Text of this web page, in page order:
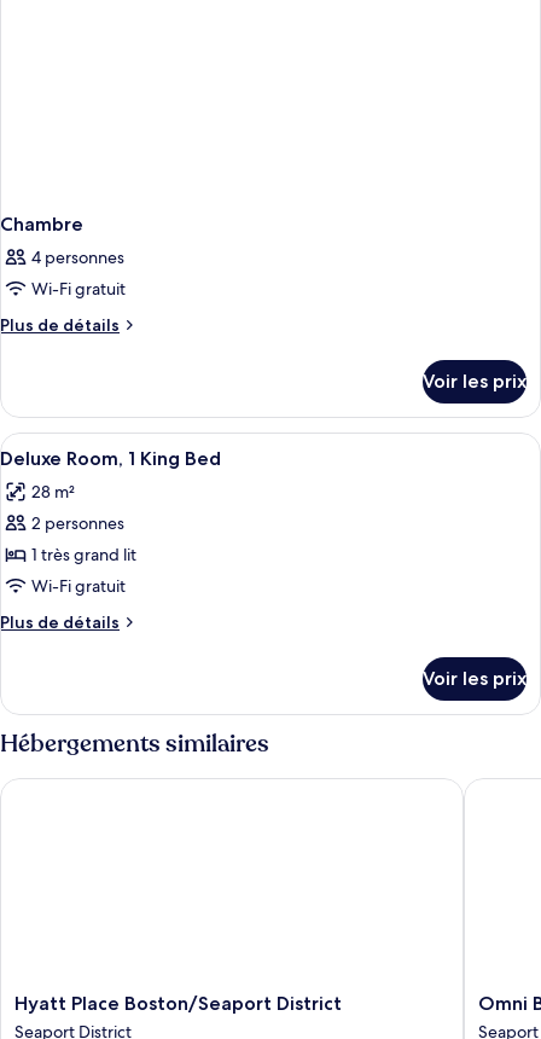
Chambre
4 personnes
Wi-Fi gratuit
Plus de détails
Plus
le
type
de
Chambre
Voir les prix
Afficher
toutes
les
photos
pour
ce
type
de
Deluxe
Room,
1
King
Une chambre d’hôtel avec un lit,
5
Deluxe Room, 1 King Bed
28 m²
2 personnes
1 très grand lit
Wi-Fi gratuit
Plus de détails
Plus
le
type
de
Deluxe
Voir les prix
Hébergements similaires
Hyatt
Place
Hyatt Place Boston/Seaport District
Seaport District
Hyatt Place Boston/Seaport District
Omni
Boston
Omni
Omni